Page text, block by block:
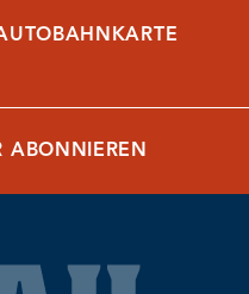
ABONNIEREN